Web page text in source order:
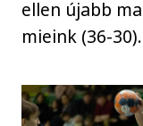
ellen újabb
mieink (36-30).